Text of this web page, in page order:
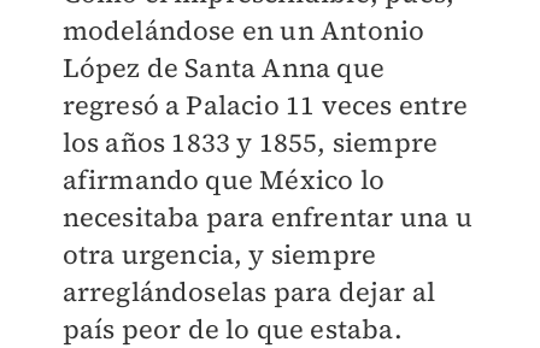
modelándose en un Antonio
López de Santa Anna que
regresó a Palacio 11 veces entre
los años 1833 y 1855, siempre
afirmando que México lo
necesitaba para enfrentar una u
otra urgencia, y siempre
arreglándoselas para dejar al
país peor de lo que estaba.